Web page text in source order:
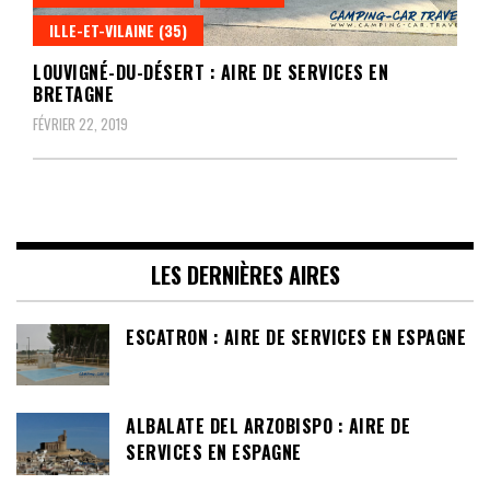
ILLE-ET-VILAINE (35)
LOUVIGNÉ-DU-DÉSERT : AIRE DE SERVICES EN
BRETAGNE
FÉVRIER 22, 2019
LES DERNIÈRES AIRES
ESCATRON : AIRE DE SERVICES EN ESPAGNE
ALBALATE DEL ARZOBISPO : AIRE DE
SERVICES EN ESPAGNE